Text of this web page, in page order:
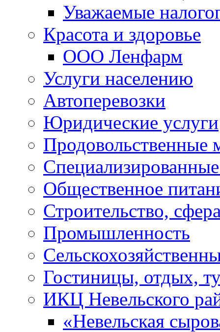
Уважаемые
Красота и здоровье
ООО Ленфарм
Услуги населению
Автоперевозки
Юридические услуги
Продовольственные
Общественное
Строительство,
Промышленность
Гостиницы, отдых,
ИКЦ Невельского
«Невельская